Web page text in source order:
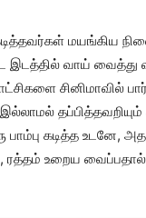
மயங்கிய
இடத்தில் வாய் வைத்து
சினிமாவில்
பாம்பு கடித்த உடனே,
ரத்தம் உறைய வைப்பதால்